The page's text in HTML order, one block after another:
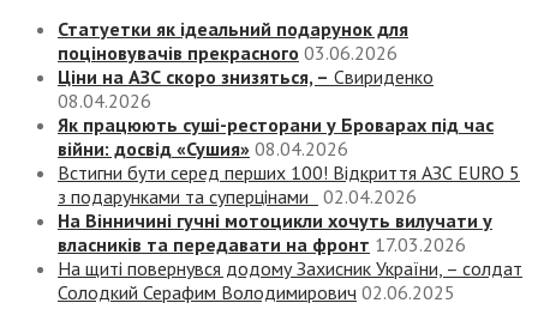
Статуетки як ідеальний подарунок для
поціновувачів прекрасного 03.06.2026
Ціни на АЗС скоро знизяться, – Свириденко
08.04.2026
Як працюють суші-ресторани у Броварах під час
війни: досвід «Сушия» 08.04.2026
Встигни бути серед перших 100! Відкриття АЗС EURO 5
з подарунками та суперцінами
02.04.2026
На Вінничині гучні мотоцикли хочуть вилучати у
власників та передавати на фронт 17.03.2026
На щиті повернувся додому Захисник України, – солдат
Солодкий Серафим Володимирович 02.06.2025